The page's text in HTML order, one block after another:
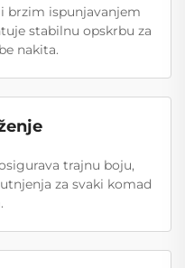
brzim ispunjavanjem
stabilnu opskrbu za
nakita.
trajnu boju,
za svaki komad